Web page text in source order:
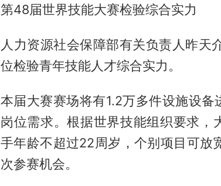
第48届世界技能大赛检验综合实力
人力资源社会保障部有关负责人昨天
位检验青年技能人才综合实力。
本届大赛赛场将有1.2万多件设施设
岗位需求。根据世界技能组织要求，
手年龄不超过22周岁，个别项目可放
次参赛机会。